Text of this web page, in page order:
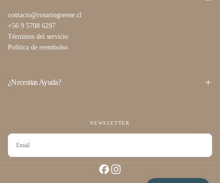
contacto@rosariogreene.cl
+56 9 5708 6297
Términos del servicio
Política de reembolso
¿Necesitas Ayuda?
NEWSLETTER
CORREO
ELECTRÓNICO
SUSCRIBIRSE